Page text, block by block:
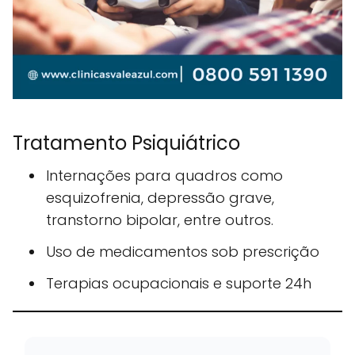
Tratamento Psiquiátrico
Internações para quadros como
esquizofrenia, depressão grave,
transtorno bipolar, entre outros.
Uso de medicamentos sob prescrição
Terapias ocupacionais e suporte 24h